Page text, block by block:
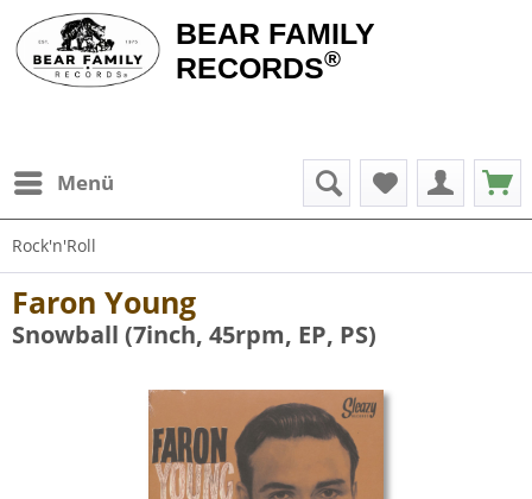
BEAR FAMILY
RECORDS®
Menü
Rock'n'Roll
Faron Young
Snowball (7inch, 45rpm, EP, PS)